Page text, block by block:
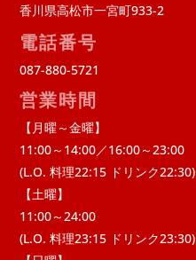
香川県高松市一宮町933-2
電話番号
087-880-5721
営業時間
【月曜～金曜】
11:00～14:00／16:00～23:00
(L.O. 料理22:15 ドリンク22:30)
【土曜】
11:00～24:00
(L.O. 料理23:15 ドリンク23:30)